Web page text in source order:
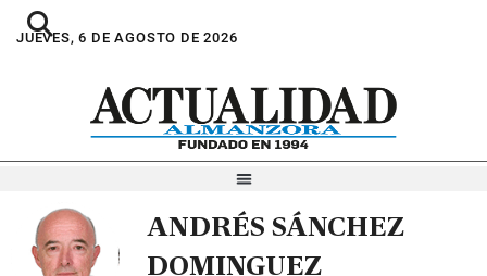
JUEVES, 6 DE AGOSTO DE 2026
ANDRÉS SÁNCHEZ
DOMINGUEZ